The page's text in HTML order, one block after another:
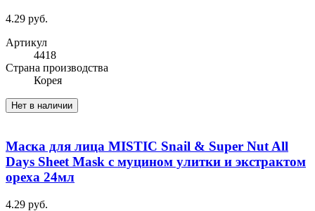
4.29 руб.
Артикул
4418
Cтрана производства
Корея
Нет в наличии
Маска для лица MISTIC Snail & Super Nut All
Days Sheet Mask с муцином улитки и экстрактом
ореха 24мл
4.29 руб.